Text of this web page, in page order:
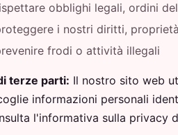
obblighi legali, ordini
i nostri diritti,
frodi o attività illegali
terze parti: Il nostro sito web
informazioni personali
l'informativa sulla privacy